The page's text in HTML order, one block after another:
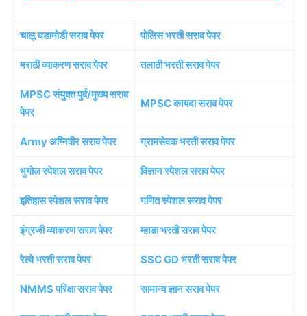
चालू घडामोडी सराव पेपर पोलिस भरती सराव पेपर
मराठी व्याकरण सराव पेपर तलाठी भरती सराव पेपर
MPSC संयुक्त पुर्व/मुख्य सराव
पेपर
MPSC कायदा सराव पेपर
Army अग्निवीर सराव पेपर ग्रामसेवक भरती सराव पेपर
भुगोल स्पेशल सराव पेपर विज्ञान स्पेशल सराव पेपर
इतिहास स्पेशल सराव पेपर गणित स्पेशल सराव पेपर
इंग्रजी व्याकरण सराव पेपर म्हाडा भरती सराव पेपर
रेल्वे भरती सराव पेपर SSC GD भरती सराव पेपर
NMMS परिक्षा सराव पेपर सामान्य ज्ञान सराव पेपर